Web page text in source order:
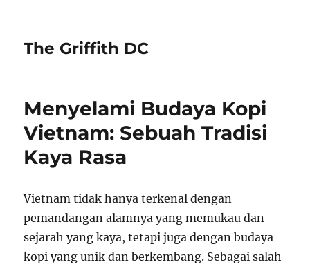
The Griffith DC
Menyelami Budaya Kopi
Vietnam: Sebuah Tradisi
Kaya Rasa
Vietnam tidak hanya terkenal dengan
pemandangan alamnya yang memukau dan
sejarah yang kaya, tetapi juga dengan budaya
kopi yang unik dan berkembang. Sebagai salah